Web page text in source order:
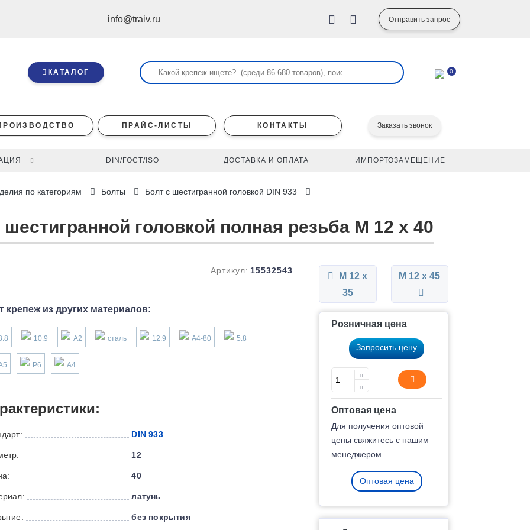
info@traiv.ru Отправить запрос
КАТАЛОГ 0
ПРАЙС-ЛИСТЫ КОНТАКТЫ Заказать звонок
DIN/ГОСТ/ISO ДОСТАВКА И ОПЛАТА ИМПОРТОЗАМЕЩЕНИЕ
по категориям Болты Болт с шестигранной головкой DIN 933
головкой полная резьба M 12 x 40
Артикул: 15532543
крепеж из других материалов:
10.9 А2 сталь 12.9 А4-80 5.8
P6 А4
DIN 933
12
40
латунь
без покрытия
М 12 x
35
М 12 x 45
Розничная цена
Запросить цену
Оптовая цена
Для получения оптовой
цены свяжитесь с нашим
менеджером
Оптовая цена